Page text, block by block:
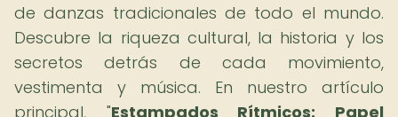
de danzas tradicionales de todo el mundo.
Descubre la riqueza cultural, la historia y los
secretos detrás de cada movimiento,
vestimenta y música. En nuestro artículo
principal, "Estampados Rítmicos: Papel